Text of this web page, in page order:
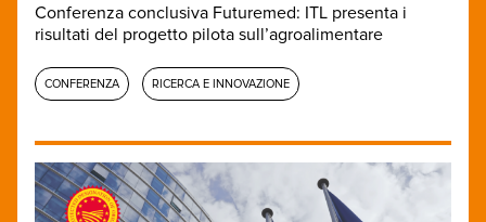
Conferenza conclusiva Futuremed: ITL presenta i
risultati del progetto pilota sull’agroalimentare
CONFERENZA RICERCA E INNOVAZIONE